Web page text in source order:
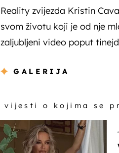
Reality zvijezda Kristin
svom životu koji je od nje
zaljubljeni video poput
GALERIJA
vijesti o kojima se